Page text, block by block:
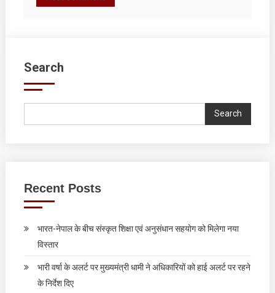
Search
Search
Recent Posts
भारत-नेपाल के बीच संस्कृत शिक्षा एवं अनुसंधान सहयोग को मिलेगा नया
विस्तार
भारी वर्षा के अलर्ट पर मुख्यमंत्री धामी ने अधिकारियों को हाई अलर्ट पर रहने
के निर्देश दिए